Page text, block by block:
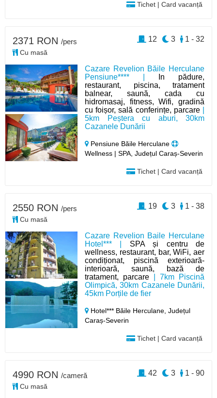
Tichet | Card vacanță
Cazare Revelion Băile Herculane
Pensiune**** |
In pădure,
restaurant, piscina, tratament
balnear, saună, cada cu
hidromasaj, fitness, Wifi, gradină
cu foișor, sală conferințe, parcare|
5km Peștera cu aburi, 30km
Cazanele Dunării
Pensiune Băile Herculane
Wellness | SPA, Județul Caraș-Severin
Tichet | Card vacanță
2371 RON /pers
Cu masă
1 - 32
3
12
Cazare Revelion Baile Herculane
Hotel*** | SPA și centru de
wellness, restaurant, bar, WiFi, aer
condiționat, piscină exterioară-
interioară, saună, bază de
tratament, parcare | 7km Piscină
Olimpică, 30km Cazanele Dunării,
45km Porțile de fier
Hotel*** Băile Herculane,Județul
Caraș-Severin
Tichet | Card vacanță
2550 RON /pers
Cu masă
1 - 38
3
19
4990 RON /cameră
Cu masă
1 - 90
3
42